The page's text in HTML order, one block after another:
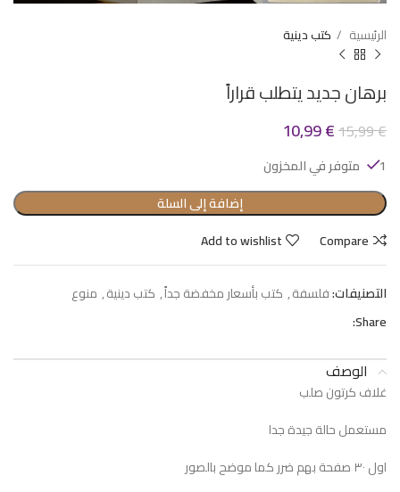
الرئيسية كتب دينية
برهان جديد يتطلب قراراً
15,99€
10,99€
1 متوفر في المخزون
إضافة إلى السلة
Compare
Add to wishlist
التصنيفات:فلسفة, كتب بأسعار مخفضة جداً, كتب دينية, منوع
Share:
الوصف
غلاف كرتون صلب
مستعمل حالة جيدة جدا
اول ٣٠ صفحة بهم ضرر كما موضح بالصور